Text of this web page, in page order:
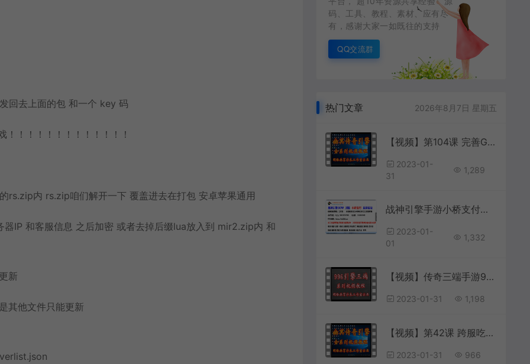
回去上面的包 和一个 key 码
！！！！！！！！！！！！
rs.zip内 rs.zip咱们解开一下 覆盖进去在打包 安卓苹果通用
IP 和客服信息 之后加密 或者去掉后缀lua放入到 mir2.zip内 和
新
其他文件只能更新
码、工具、教程、素材、应有尽
有，感谢大家一如既往的支持
QQ交流群
热门文章 2026年8月7日 星期五
【视频】第104课 完善GM充值后台的物品列表；(正常显示，方便查询)
2023-01-
31
1,289
战神引擎手游小桥支付平台 网关模式对接教程 +视频教程
2023-01-
01
1,332
【视频】传奇三端手游996引擎数据库表分析 第21讲 文字自定义颜色表cfg_color_style和自动变色
2023-01-31 1,198
【视频】第42课 跨服吃鸡绝地求生人数限制(降低标准调整报名时间)
2023-01-31 966